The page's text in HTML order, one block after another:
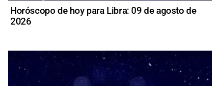
Horóscopo de hoy para Libra: 09 de agosto de
2026